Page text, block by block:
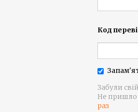
Код
Забули
Не пришло
раз